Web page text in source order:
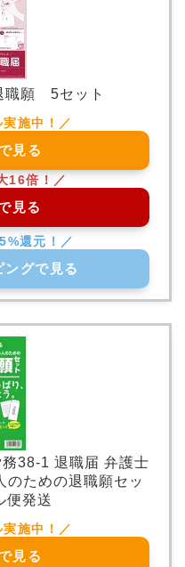
職願 5セット
見る
見る
グで見る
務38-1 退職届 弁護士
のための退職願セッ
便発送
見る